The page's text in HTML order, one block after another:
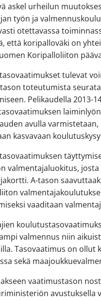
askel urheilun
työn ja
otettavassa
että koripalloväki on
Koripalloliiton
tulevat
toteutumista
Pelikaudella 2013-
avulla
kasvavaan
valmentajaluokitus,
A-tason
vaaditaan
valmennus niin
Tasovaatimus on ollut
sekä
vaatimustason
avustuksella